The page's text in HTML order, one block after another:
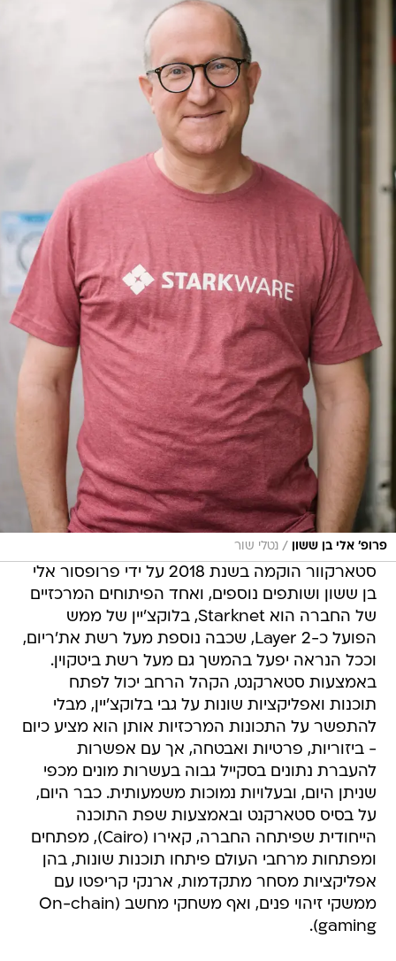
פרופ' אלי בן ששון / נטלי שור
סטארקוור הוקמה בשנת 2018 על ידי פרופסור אלי
בן ששון ושותפים נוספים, ואחד הפיתוחים המרכזיים
של החברה הוא Starknet, בלוקצ'יין של ממש
הפועל כ-Layer 2, שכבה נוספת מעל רשת את'ריום,
וככל הנראה יפעל בהמשך גם מעל רשת ביטקוין.
באמצעות סטארקנט, הקהל הרחב יכול לפתח
תוכנות ואפליקציות שונות על גבי בלוקצ'יין, מבלי
להתפשר על התכונות המרכזיות אותן הוא מציע כיום
- ביזוריות, פרטיות ואבטחה, אך עם אפשרות
להעברת נתונים בסקייל גבוה בעשרות מונים מכפי
שניתן היום, ובעלויות נמוכות משמעותית. כבר היום,
על בסיס סטארקנט ובאמצעות שפת התוכנה
הייחודית שפיתחה החברה, קאירו (Cairo), מפתחים
ומפתחות מרחבי העולם פיתחו תוכנות שונות, בהן
אפליקציות מסחר מתקדמות, ארנקי קריפטו עם
ממשקי זיהוי פנים, ואף משחקי מחשב (On-chain
gaming).